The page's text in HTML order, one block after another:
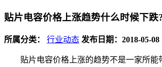
贴片电容价格上涨趋势什么时候下跌
所属分类： 行业动态 发布日期：2018-05-08
贴片电容价格上涨的趋势不是一家所